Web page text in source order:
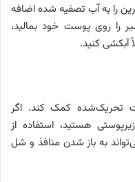
را به آب تصفیه شده اضافه
را روی پوست خود بمالید،
آبکشی کنید.
تحریک‌شده کمک کند. اگر
هستید، استفاده از
به باز شدن منافذ و شل